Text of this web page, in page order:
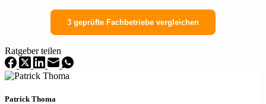
3 geprüfte Fachbetriebe vergleichen
Ratgeber teilen
Patrick Thoma